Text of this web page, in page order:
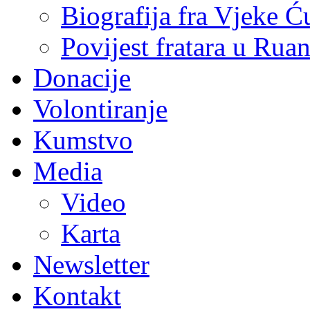
Biografija fra Vjeke
Povijest fratara u
Donacije
Volontiranje
Kumstvo
Media
Video
Karta
Newsletter
Kontakt